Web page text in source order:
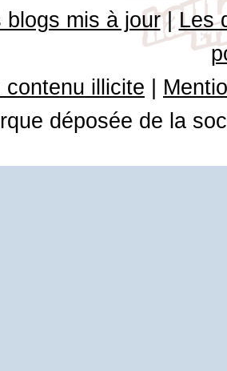
blogs mis à jour| Les
contenu illicite
déposée de la